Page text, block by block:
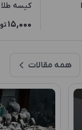
کیسه طلا BG2 ES
15,000
همه مقالات